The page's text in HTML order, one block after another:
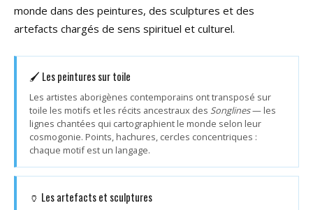
monde dans des peintures, des sculptures et des
artefacts chargés de sens spirituel et culturel.
🖌 Les peintures sur toile
Les artistes aborigènes contemporains ont transposé sur
toile les motifs et les récits ancestraux des Songlines— les
lignes chantées qui cartographient le monde selon leur
cosmogonie. Points, hachures, cercles concentriques :
chaque motif est un langage.
🏺 Les artefacts et sculptures